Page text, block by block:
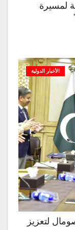
لمسيرة
الأخبار الدولية
لتعزيز